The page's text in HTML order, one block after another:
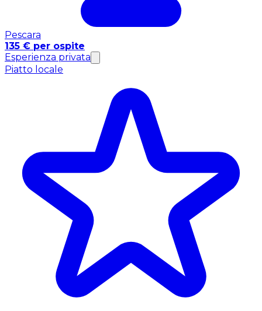
Pescara
135 € per ospite
Esperienza privata
Piatto locale